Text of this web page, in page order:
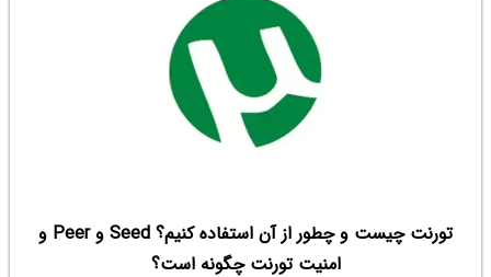
تورنت چیست و چطور از آن استفاده کنیم؟ Seed و Peer و
امنیت تورنت چگونه است؟